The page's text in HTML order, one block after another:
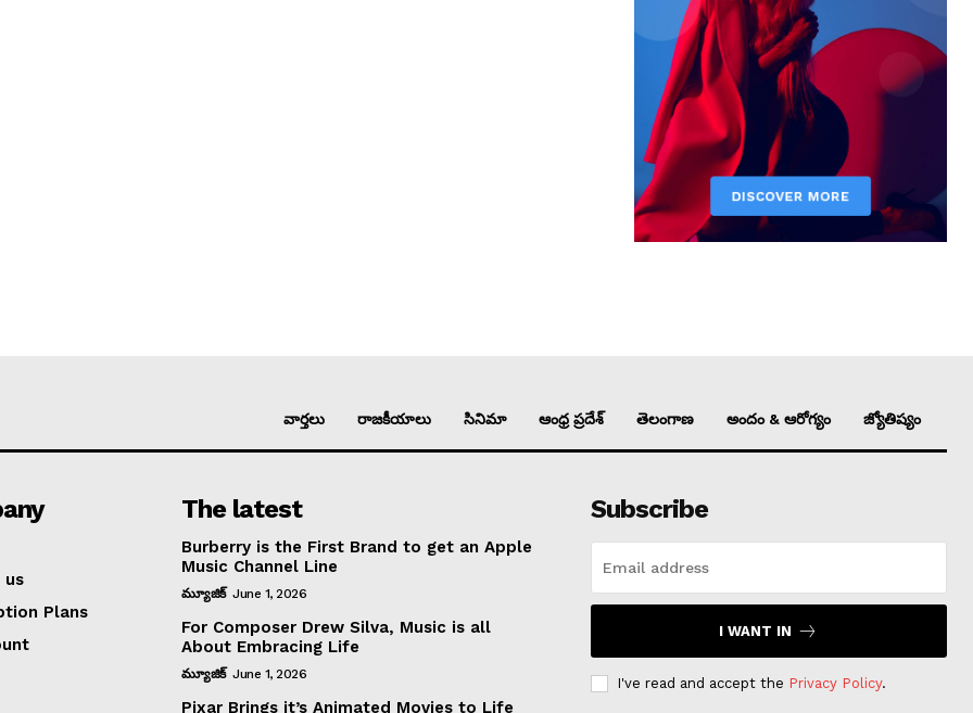
వార్తలు రాజకీయాలు సినిమా ఆంధ్ర ప్రదేశ్ తెలంగాణ అందం & ఆరోగ్యం జ్యోతిష్యం
us
Plans
The latest
Burberry is the First Brand to get an Apple
Music Channel Line
మ్యూజిక్ June 1, 2026
For Composer Drew Silva, Music is all
About Embracing Life
మ్యూజిక్ June 1, 2026
Pixar Brings it’s Animated Movies to Life
Subscribe
I WANT IN
I've read and accept the Privacy Policy.